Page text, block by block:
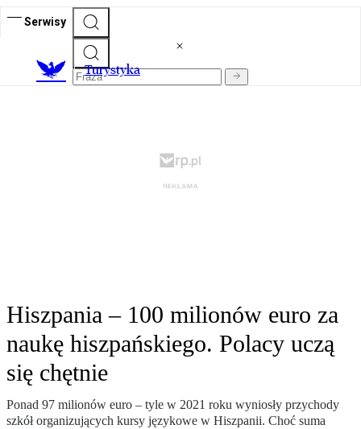
Serwisy
Turystyka
Hiszpania – 100 milionów euro za
naukę hiszpańskiego. Polacy uczą
się chętnie
Ponad 97 milionów euro – tyle w 2021 roku wyniosły przychody
szkół organizujących kursy językowe w Hiszpanii. Choć suma